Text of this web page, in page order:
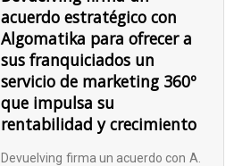
acuerdo estratégico con
Algomatika para ofrecer a
sus franquiciados un
servicio de marketing 360º
que impulsa su
rentabilidad y crecimiento
Devuelving firma un acuerdo con A.